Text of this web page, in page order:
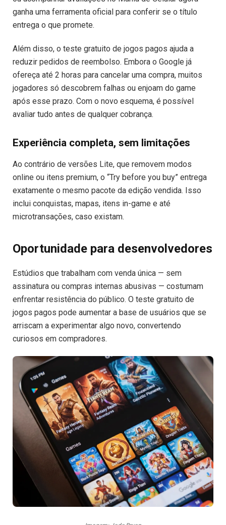
ganha uma ferramenta oficial para conferir se o título
entrega o que promete.
Além disso, o teste gratuito de jogos pagos ajuda a
reduzir pedidos de reembolso. Embora o Google já
ofereça até 2 horas para cancelar uma compra, muitos
jogadores só descobrem falhas ou enjoam do game
após esse prazo. Com o novo esquema, é possível
avaliar tudo antes de qualquer cobrança.
Experiência completa, sem limitações
Ao contrário de versões Lite, que removem modos
online ou itens premium, o “Try before you buy” entrega
exatamente o mesmo pacote da edição vendida. Isso
inclui conquistas, mapas, itens in-game e até
microtransações, caso existam.
Oportunidade para desenvolvedores
Estúdios que trabalham com venda única — sem
assinatura ou compras internas abusivas — costumam
enfrentar resistência do público. O teste gratuito de
jogos pagos pode aumentar a base de usuários que se
arriscam a experimentar algo novo, convertendo
curiosos em compradores.